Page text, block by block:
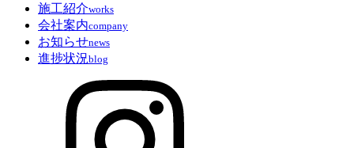
施工紹介works
会社案内company
お知らせnews
進捗状況blog